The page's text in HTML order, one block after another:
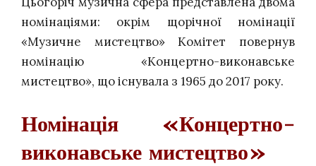
номінаціями: окрім щорічної номінації
«Музичне мистецтво» Комітет повернув
номінацію «Концертно-виконавське
мистецтво», що існувала з 1965 до 2017 року.
Номінація «Концертно-
виконавське мистецтво»